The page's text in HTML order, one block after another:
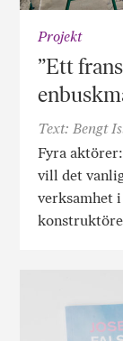
Projekt
”Ett
Text: Bengt
Fyra
vill det
verksamhet